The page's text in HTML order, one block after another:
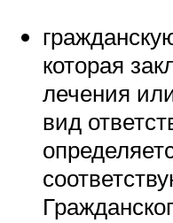
которая
лечения
вид